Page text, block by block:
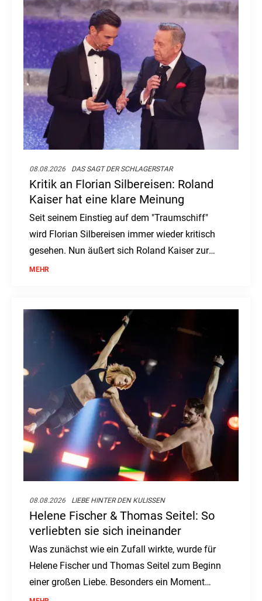
08.08.2026 DAS SAGT DER SCHLAGERSTAR
Kritik an Florian Silbereisen: Roland
Kaiser hat eine klare Meinung
Seit seinem Einstieg auf dem "Traumschiff"
wird Florian Silbereisen immer wieder kritisch
gesehen. Nun äußert sich Roland Kaiser zur
Debatte um den ZDF-Kapitän.
MEHR
08.08.2026 LIEBE HINTER DEN KULISSEN
Helene Fischer & Thomas Seitel: So
verliebten sie sich ineinander
Was zunächst wie ein Zufall wirkte, wurde für
Helene Fischer und Thomas Seitel zum Beginn
einer großen Liebe. Besonders ein Moment
blieb ihm bis heute im Herzen.